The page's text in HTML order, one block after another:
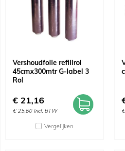
Vershoudfolie refillrol
45cmx300mtr G-label 3
Rol
€ 21,16
€ 25,60 Incl. BTW
Vergelijken
€